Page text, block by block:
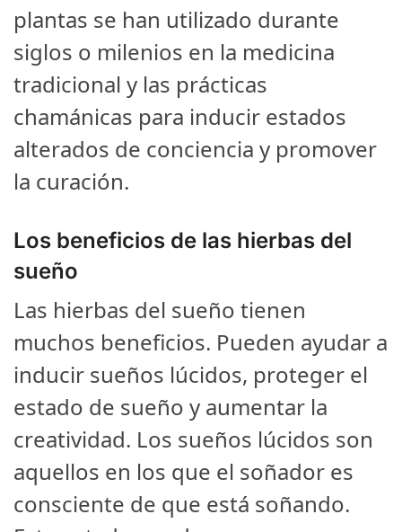
plantas se han utilizado durante
siglos o milenios en la medicina
tradicional y las prácticas
chamánicas para inducir estados
alterados de conciencia y promover
la curación.
Los beneficios de las hierbas del
sueño
Las hierbas del sueño tienen
muchos beneficios. Pueden ayudar a
inducir sueños lúcidos, proteger el
estado de sueño y aumentar la
creatividad. Los sueños lúcidos son
aquellos en los que el soñador es
consciente de que está soñando.